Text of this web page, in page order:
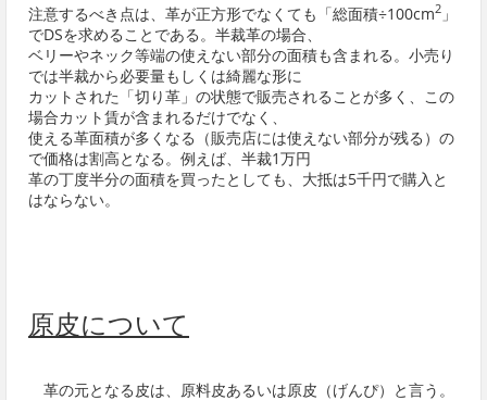
注意するべき点は、革が正方形でなくても「総面積÷100cm2 」
でDSを求めることである。半裁革の場合、
ベリーやネック等端の使えない部分の面積も含まれる。小売り
では半裁から必要量もしくは綺麗な形に
カットされた「切り革」の状態で販売されることが多く、この
場合カット賃が含まれるだけでなく、
使える革面積が多くなる（販売店には使えない部分が残る）の
で価格は割高となる。例えば、半裁1万円
革の丁度半分の面積を買ったとしても、大抵は5千円で購入と
はならない。
原皮について
革の元となる皮は、原料皮あるいは原皮（げんぴ）と言う。